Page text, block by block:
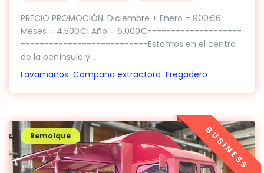
PRECIO PROMOCIÓN: Diciembre + Enero = 900€6
Meses = 4.500€1 Año = 6.000€--------------------
---------------------------Estamos en el centro
de la península y...
Lavamanos Campana extractora Fregadero
Remolque BUSINESS